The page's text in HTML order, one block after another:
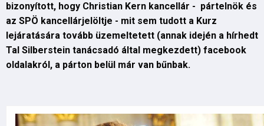
bizonyított, hogy Christian Kern kancellár - pártelnök és
az SPÖ kancellárjelöltje - mit sem tudott a Kurz
lejáratására tovább üzemeltetett (annak idején a hírhedt
Tal Silberstein tanácsadó által megkezdett) facebook
oldalakról, a párton belül már van bűnbak.